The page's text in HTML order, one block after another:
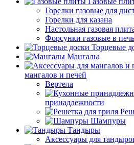
Горелки газовые для
Горелки для казана
Настольная газовая
Форсунки газовые в
Торцевые
Мангалы
мангалов и печей
Вертела
принадлежности
Шампуры
Тандыры
Аксессуары для